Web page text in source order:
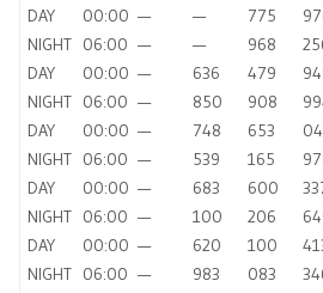
DAY 00:00 — — 775
NIGHT 06:00 — — 968
DAY
00:00 — 636 479
NIGHT 06:00 — 850 908
DAY
00:00 — 748 653
NIGHT 06:00 — 539 165
DAY
00:00 — 683 600
NIGHT 06:00 — 100 206
DAY
00:00 — 620 100
NIGHT 06:00 — 983 083